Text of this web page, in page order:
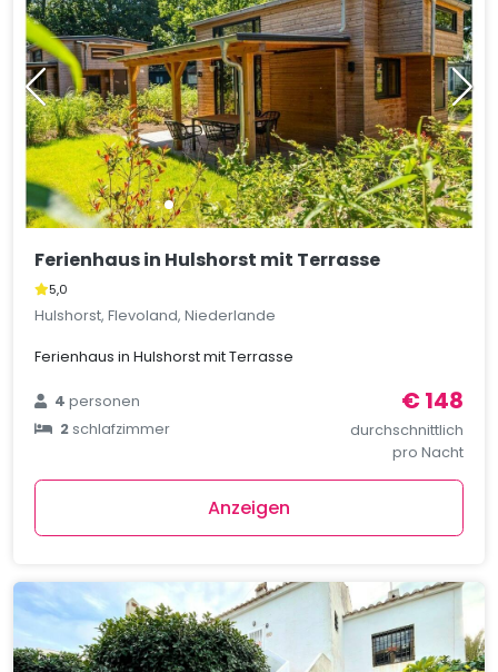
Ferienhaus in Hulshorst mit Terrasse
5,0
Hulshorst, Flevoland, Niederlande
Ferienhaus in Hulshorst mit Terrasse
4personen
2schlafzimmer
€ 148
durchschnittlich
pro Nacht
Anzeigen